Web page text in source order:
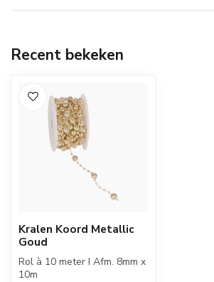
Recent bekeken
Kralen Koord Metallic
Goud
Rol à 10 meter I Afm. 8mm x
10m